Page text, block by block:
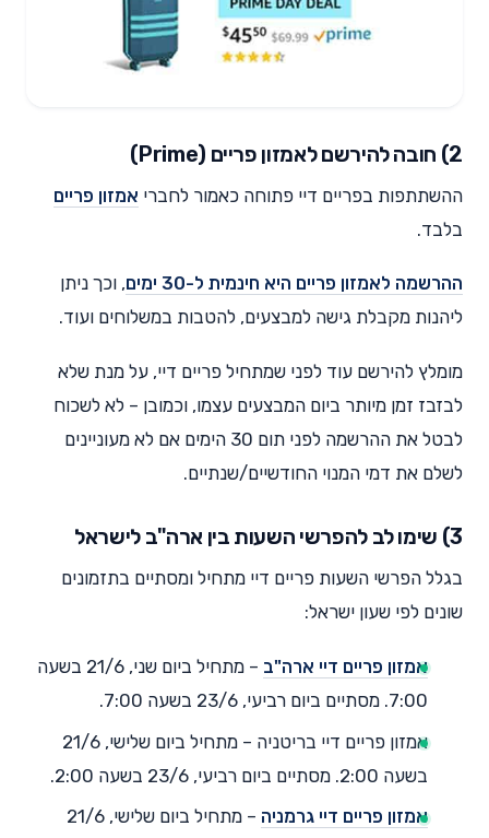
2) חובה להירשם לאמזון פריים (Prime)
ההשתתפות בפריים דיי פתוחה כאמור לחברי אמזון פריים
בלבד.
ההרשמה לאמזון פריים היא חינמית ל-30 ימים
, וכך ניתן
ליהנות מקבלת גישה למבצעים, להטבות במשלוחים ועוד.
מומלץ להירשם עוד לפני שמתחיל פריים דיי, על מנת שלא
לבזבז זמן מיותר ביום המבצעים עצמו, וכמובן – לא לשכוח
לבטל את ההרשמה לפני תום 30 הימים אם לא מעוניינים
לשלם את דמי המנוי החודשיים/שנתיים.
3) שימו לב להפרשי השעות בין ארה"ב לישראל
בגלל הפרשי השעות פריים דיי מתחיל ומסתיים בתזמונים
שונים לפי שעון ישראל:
אמזון פריים דיי ארה"ב
– מתחיל ביום שני, 21/6 בשעה
7:00. מסתיים ביום רביעי, 23/6 בשעה 7:00.
אמזון פריים דיי בריטניה – מתחיל ביום שלישי, 21/6
בשעה 2:00. מסתיים ביום רביעי, 23/6 בשעה 2:00.
אמזון פריים דיי גרמניה
– מתחיל ביום שלישי, 21/6